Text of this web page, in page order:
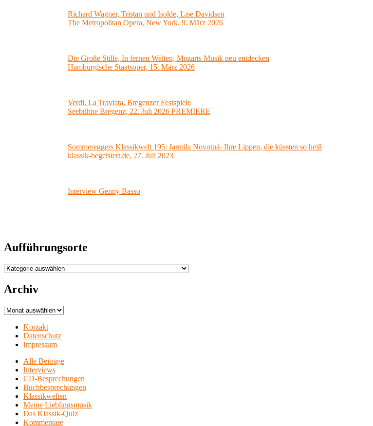
Richard Wagner, Tristan und Isolde, Lise Davidsen
The Metropolitan Opera, New York, 9. März 2026
Die Große Stille, In fernen Welten, Mozarts Musik neu entdecken
Hamburgische Staatsoper, 15. März 2026
Verdi, La Traviata, Bregenzer Festspiele
Seebühne Bregenz, 22. Juli 2026 PREMIERE
Sommereggers Klassikwelt 195: Jarmila Novotná- Ihre Lippen, die küssten so heiß
klassik-begeistert.de, 27. Juli 2023
Interview Genny Basso
Aufführungsorte
Aufführungsorte
Archiv
Archiv
Kontakt
Datenschutz
Impressum
Alle Beiträge
Interviews
CD-Besprechungen
Buchbesprechungen
Klassikwelten
Meine Lieblingsmusik
Das Klassik-Quiz
Kommentare